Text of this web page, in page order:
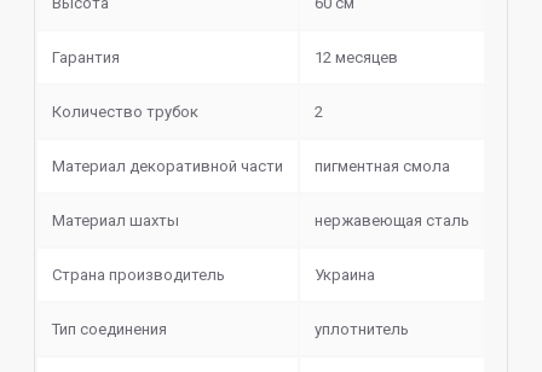
кальянном рынке.
сможете самостоятельно.
Высота – 60 см.
Блюдце
Шланг
Гарантия 12 месяцев
Количество трубок 2
Материал декоративной части пигментная смола
Материал шахты нержавеющая сталь
Страна производитель Украина
Тип соединения уплотнитель